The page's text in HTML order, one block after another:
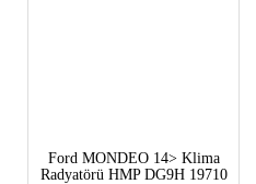
Ford MONDEO 14> Klima
Radyatörü HMP DG9H 19710